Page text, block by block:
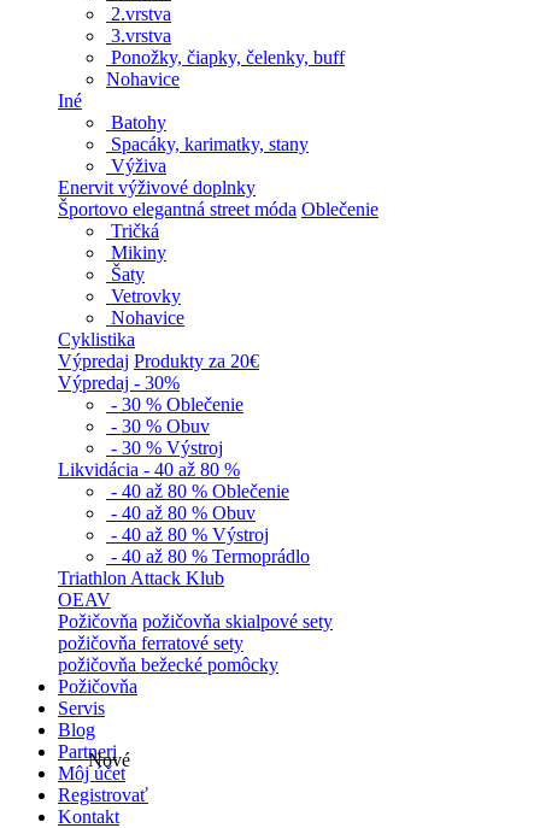
2.vrstva
3.vrstva
Ponožky, čiapky, čelenky, buff
Nohavice
Iné
Batohy
Spacáky, karimatky, stany
Výživa
Enervit výživové doplnky
Športovo elegantná street móda Oblečenie
Tričká
Mikiny
Šaty
Vetrovky
Nohavice
Cyklistika
Výpredaj Produkty za 20€
Výpredaj - 30%
- 30 % Oblečenie
- 30 % Obuv
- 30 % Výstroj
Likvidácia - 40 až 80 %
- 40 až 80 % Oblečenie
- 40 až 80 % Obuv
- 40 až 80 % Výstroj
- 40 až 80 % Termoprádlo
Triathlon Attack Klub
OEAV
Požičovňa požičovňa skialpové sety
požičovňa ferratové sety
požičovňa bežecké pomôcky
Požičovňa
Servis
Blog
Nové
Partneri
Môj účet
Registrovať
Kontakt